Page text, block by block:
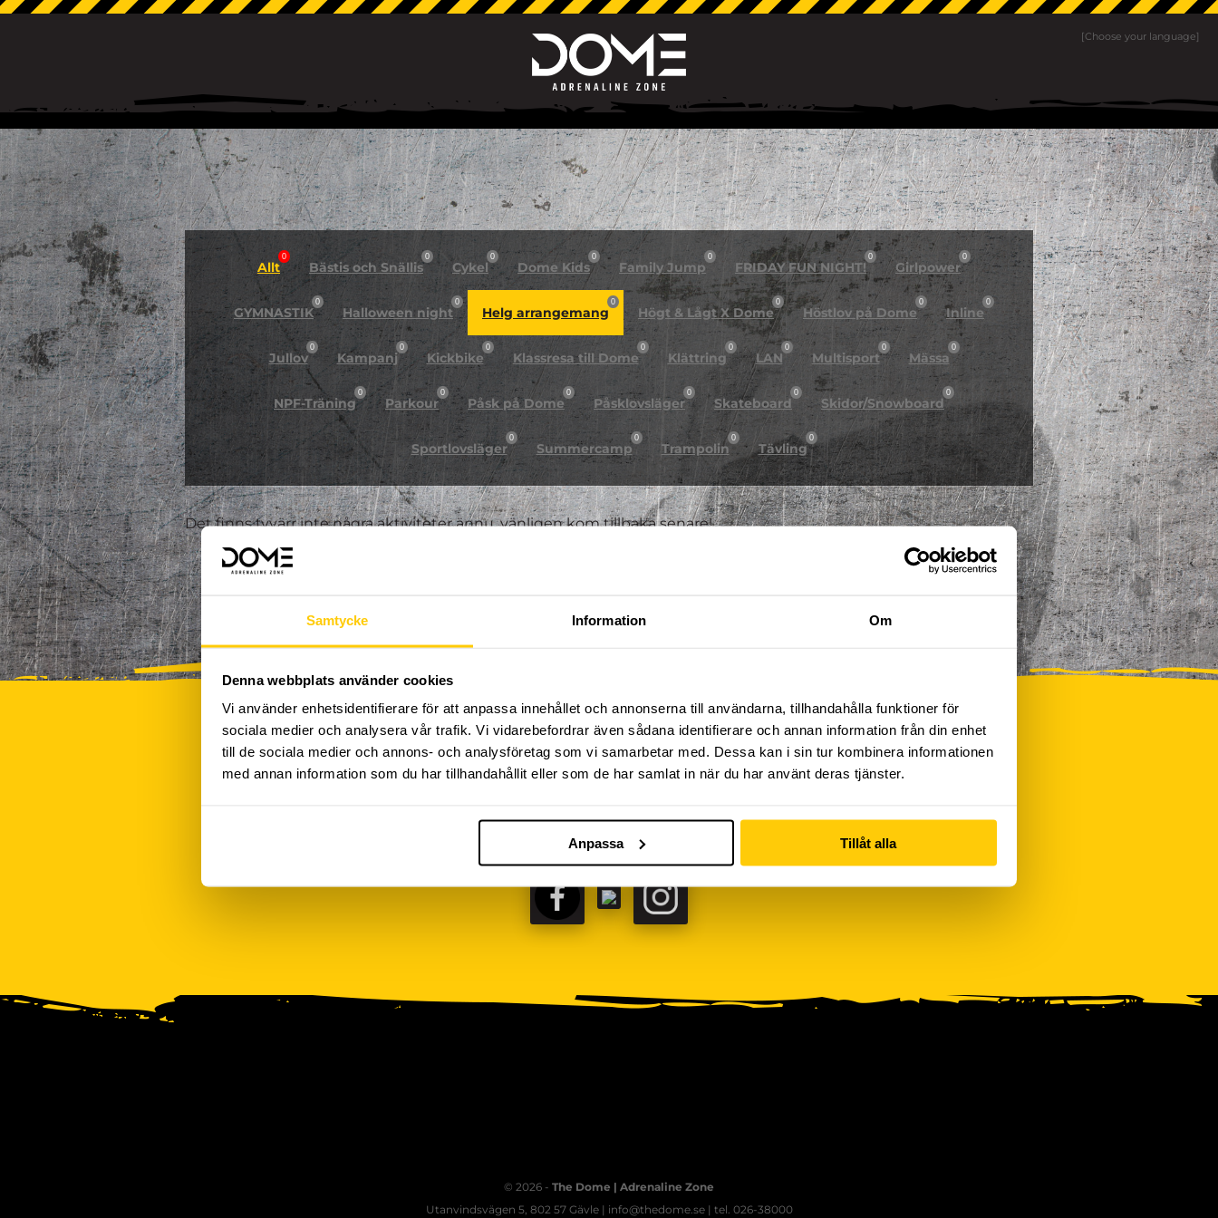
Samtycke Information Om
Denna webbplats använder cookies
Vi använder enhetsidentifierare för att anpassa innehållet och annonserna till användarna, tillhandahålla funktioner för
sociala medier och analysera vår trafik. Vi vidarebefordrar även sådana identifierare och annan information från din enhet
till de sociala medier och annons- och analysföretag som vi samarbetar med. Dessa kan i sin tur kombinera informationen
med annan information som du har tillhandahållit eller som de har samlat in när du har använt deras tjänster.
Anpassa Tillåt alla
[Choose your language]
Allt
0
Bästis och Snällis
0
Cykel
0
Dome Kids
0
Family Jump
0
FRIDAY FUN NIGHT!
0
Girlpower
0
GYMNASTIK
0
Halloween night
0
Helg arrangemang
0
Högt & Lågt X Dome
0
Höstlov på Dome
0
Inline
0
Jullov
0
Kampanj
0
Kickbike
0
Klassresa till Dome
0
Klättring
0
LAN
0
Multisport
0
Mässa
0
NPF-Träning
0
Parkour
0
Påsk på Dome
0
Påsklovsläger
0
Skateboard
0
Skidor/Snowboard
0
Sportlovsläger
0
Summercamp
0
Trampolin
0
Tävling
0
Det finns tyvärr inte några aktiviteter ännu, vänligen kom tillbaka senare!
FÖLJ OSS PÅ SOCIALA MEDIER
FACEBOOKTIKTOK
© 2026 - The Dome | Adrenaline Zone
Utanvindsvägen 5, 802 57 Gävle | info@thedome.se | tel. 026-38000